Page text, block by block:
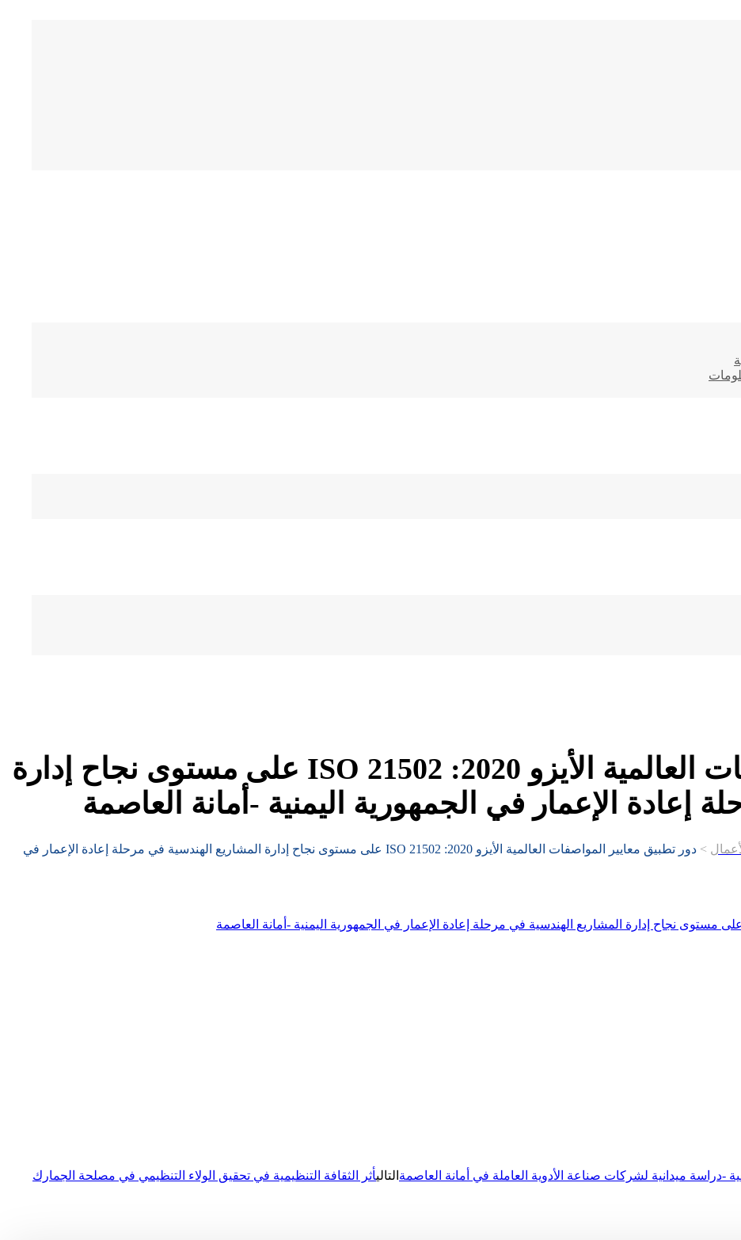
دور تطبيق معايير المواصفات العالمية الأيزو 2020: ISO 21502 على مستوى نجاح إدارة
إعادة الإعمار في الجمهورية اليمنية -أمانة العاصمة
>
دور تطبيق معايير المواصفات العالمية الأيزو 2020: ISO 21502 على مستوى نجاح إدارة المشاريع الهندسية في مرحلة إعادة الإعمار في
-دراسة ميدانية لشركات صناعة الأدوية العاملة في أمانة العاصمة التاليأثر الثقافة التنظيمية في تحقيق الولاء التنظيمي في مصلحة الجمارك